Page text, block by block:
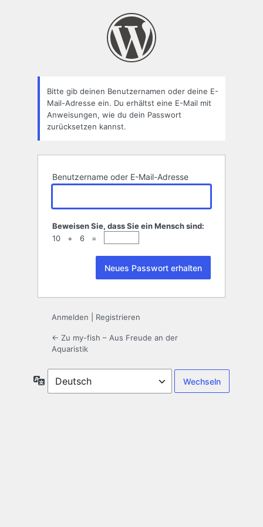
Bitte gib deinen Benutzernamen oder deine E-
Mail-Adresse ein. Du erhältst eine E-Mail mit
Anweisungen, wie du dein Passwort
zurücksetzen kannst.
Benutzername oder E-Mail-Adresse
Beweisen Sie, dass Sie ein Mensch sind:
10 + 6 =
Anmelden Registrieren
← Zu my-fish – Aus Freude an der
Aquaristik
Sprache